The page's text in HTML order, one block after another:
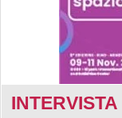
INTERVISTA